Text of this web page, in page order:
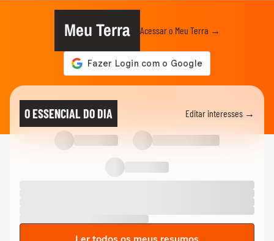
Meu Terra Acessar o Meu Terra →
O ESSENCIAL DO DIA Editar interesses →